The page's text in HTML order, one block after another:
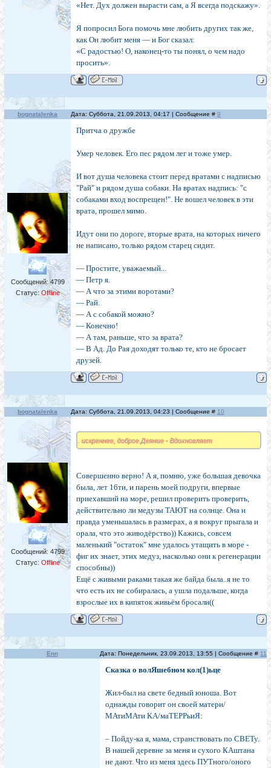
«Нет. Дух должен вырасти сам, а Я всегда подскажу».
Я попросил Бога помочь мне любить других так же,
как Он любит меня — и Бог сказал:
«С радостью! О, наконец-то ты понял, о чем надо
просить».
bognatalenka Дата: Суббота, 21.09.2013, 04:17 | Сообщение # 9
Сообщений: 4799
Статус: Offline
Притча о дружбе
Умер человек. Его пес рядом лег и тоже умер.
И вот душа человека стоит перед вратами с надписью
"Рай" и рядом душа собаки. На вратах надпись: "с
собаками вход воспрещен!". Не вошел человек в эти
врата, прошел мимо.
Идут они по дороге, вторые врата, на которых ничего
не написано, только рядом старец сидит.
— Простите, уважаемый...
— Петр я.
— А что за этими воротами?
— Рай.
— А с собакой можно?
— Конечно!
— А там, раньше, что за врата?
— В Ад. До Рая доходят только те, кто не бросает
друзей.
bognatalenka Дата: Суббота, 21.09.2013, 04:23 | Сообщение # 10
Сообщений: 4799
Статус: Offline
. искреннее, доброе Деяние - Вдохновляет
Совершенно верно! А я, помню, уже большая девочка
была, лет 16ти, и парень моей подруги, впервые
приехавший на море, решил проверить проверить,
действительно ли медузы ТАЮТ на солнце. Она и
правда уменьшалась в размерах, а я вокруг прыгала и
орала, что это живодёрство)) Кажись, совсем
маленький "остаток" мне удалось утащить в море -
фиг их знает, этих медуз, насколько они к регенерации
способны))
Ещё с живыми раками такая же байда была..я не то
что есть их не собиралась, а ушла подальше, когда
взрослые их в кипяток живьём бросали((
Enn Дата: Понедельник, 23.09.2013, 13:55 | Сообщение # 11
Сказка о волЯшебном кол(1)ьце
Жил-был на свете бедный юноша. Вот
однажды говорит он своей матери/
МАтиМАти КА/маТЕРРьиЯ:
– Пойду-ка я, мама, странствовать по СВЕТу.
В нашей деревне за меня и сухого КАштана
не дают. Что из меня здесь ПУТного/оного